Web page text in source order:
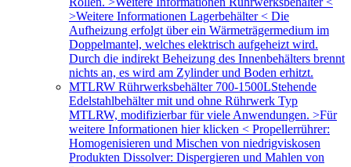
>Weitere Informationen Lagerbehälter < Die
Aufheizung erfolgt über ein Wärmeträgermedium im
Doppelmantel, welches elektrisch aufgeheizt wird.
Durch die indirekt Beheizung des Innenbehälters brennt
nichts an, es wird am Zylinder und Boden erhitzt.
MTLRW Rührwerksbehälter 700-1500LStehende
Edelstahlbehälter mit und ohne Rührwerk Typ
MTLRW, modifizierbar für viele Anwendungen. >Für
weitere Informationen hier klicken < Propellerrührer:
Homogenisieren und Mischen von niedrigviskosen
Produkten Dissolver: Dispergieren und Mahlen von